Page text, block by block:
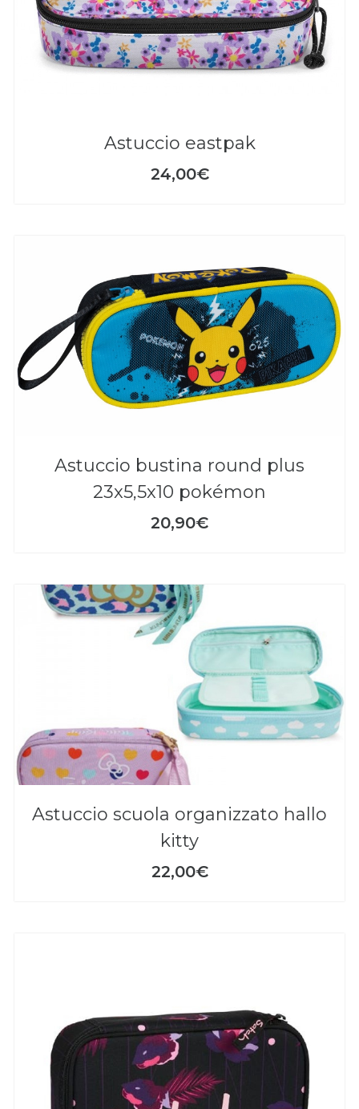
astuccio eastpak
24,00€
astuccio bustina round plus
23x5,5x10 pokémon
20,90€
astuccio scuola organizzato hallo
kitty
22,00€